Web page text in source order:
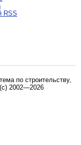
RSS
по строительству,
2002—2026